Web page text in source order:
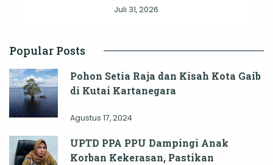
Juli 31, 2026
Popular Posts
Pohon Setia Raja dan Kisah Kota Gaib
di Kutai Kartanegara
Agustus 17, 2024
UPTD PPA PPU Dampingi Anak
Korban Kekerasan, Pastikan